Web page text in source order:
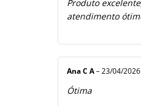
Produto
atendimento
Ana C A– 23/04/2026
Ótima